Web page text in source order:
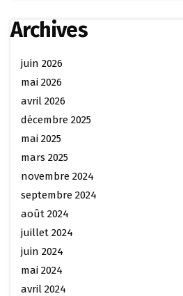
Archives
juin 2026
mai 2026
avril 2026
décembre 2025
mai 2025
mars 2025
novembre 2024
septembre 2024
août 2024
juillet 2024
juin 2024
mai 2024
avril 2024